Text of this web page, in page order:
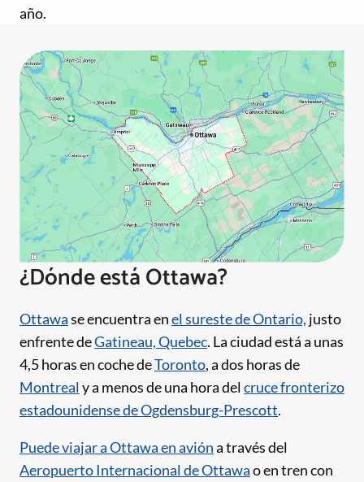
año.
¿Dónde está Ottawa?
Ottawase encuentra enel sureste de Ontario, justo
enfrente deGatineau, Quebec. La ciudad está a unas
4,5 horas en coche deToronto, a dos horas de
Montreal y a menos de una hora delcruce fronterizo
estadounidense de Ogdensburg-Prescott.
Puede viajar a Ottawa en avióna través del
Aeropuerto Internacional de Ottawao en tren con